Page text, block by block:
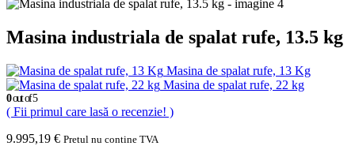
Masina industriala de spalat rufe, 13.5 kg
Masina de spalat rufe, 13 Kg
Masina de spalat rufe, 22 kg
0out of 5
( Fii primul care lasă o recenzie! )
9.995,19 € Pretul nu contine TVA